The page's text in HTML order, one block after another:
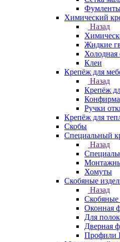
Химический
Назад
Жидкие
Холодная
Клеи
Крепёж для
Назад
Крепёж
Ручки
Крепёж для
Скобы
Специальный
Назад
Хомуты
Скобяные
Назад
Скобяные
Оконная
Для полок
Дверная